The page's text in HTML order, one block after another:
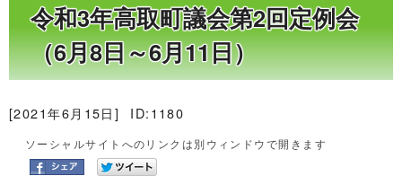
令和3年高取町議会第2回定例会
（6月8日～6月11日）
[2021年6月15日] ID:1180
ソーシャルサイトへのリンクは別ウィンドウで開きます